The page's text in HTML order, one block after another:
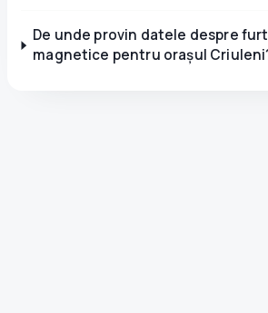
De unde provin datele despre
magnetice pentru orașul